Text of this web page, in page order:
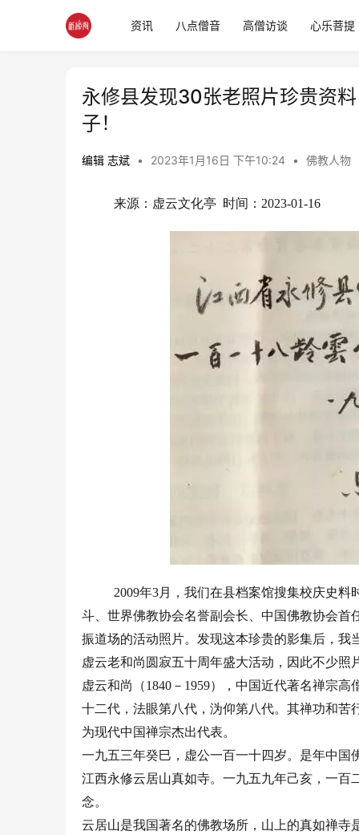
资讯 八点僧音 高僧访谈 心乐菩提
永修县发现30张老照片珍贵资
子！
编辑 志斌 • 2023年1月16日 下午10:24 • 佛教人物
来源：虚云文化亭  时间：2023-01-16
2009年3月，我们在县档案馆搜集校庆史
斗、世界佛教协会名誉副会长、中国佛教协会
振道场的活动照片。发现这本珍贵的影集后，
虚云老和尚圆寂五十周年盛大活动，因此不少
虚云和尚（1840－1959），中国近代著名禅宗
十二代，法眼第八代，沩仰第八代。其禅功和
为现代中国禅宗杰出代表。
一九五三年癸巳，虚公一百一十四岁。是年中
江西永修云居山真如寺。一九五九年己亥，一百
念。
云居山是我国著名的佛教场所，山上的真如禅寺